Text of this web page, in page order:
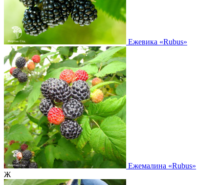
Ежевика «Rubus»
Ежемалина «Rubus»
Ж